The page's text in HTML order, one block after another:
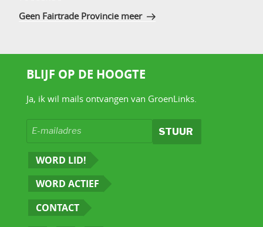
bericht
Geen Fairtrade Provincie meer
BLIJF OP DE HOOGTE
Ja, ik wil mails ontvangen van GroenLinks.
WORD LID!
WORD ACTIEF
CONTACT